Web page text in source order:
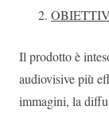
Il prodotto è
audiovisive più
immagini, la